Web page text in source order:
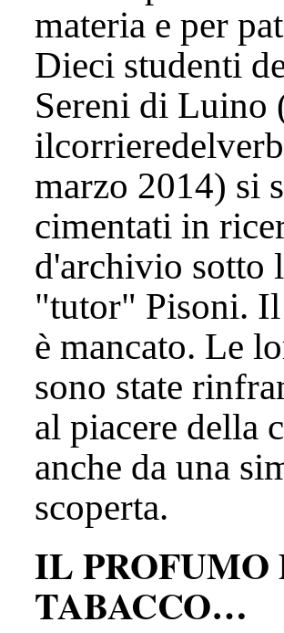
materia e per
Dieci studenti
Sereni di Luino
marzo 2014) si
cimentati in
d'archivio sotto
"tutor" Pisoni.
è mancato. Le
sono state
al piacere della
anche da una
scoperta.
IL PROFUMO
TABACCO…